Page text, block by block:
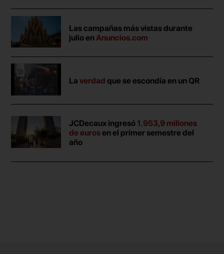
Las campañas más vistas durante
julio en Anuncios.com
Laverdad que se escondía en un QR
JCDecaux ingresó 1.953,9 millones
de eurosen el primer semestre del
año